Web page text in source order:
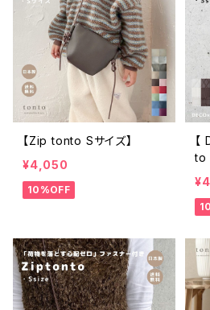
【Zip tonto Sサイズ】
¥4,050
10%OFF